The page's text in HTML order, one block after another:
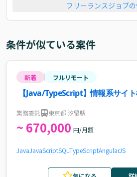
フリーランスジョブ
条件が似ている案件
新着 フルリモート
【Java/TypeScript】情報系サイ
業務委託 東京都 汐留駅
~ 670,000 円/月額
JavaJavaScriptSQL TypeScriptAngularJS